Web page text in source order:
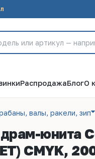
РаспродажаБлогО
валы, ракели, зип
юнита
CMYK,